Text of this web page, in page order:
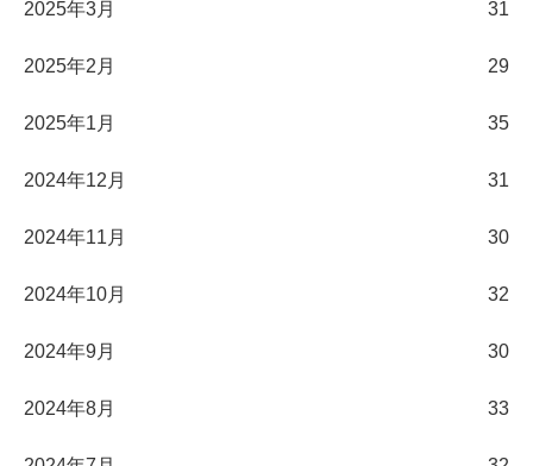
2025年3月 31
2025年2月 29
2025年1月 35
2024年12月 31
2024年11月 30
2024年10月 32
2024年9月 30
2024年8月 33